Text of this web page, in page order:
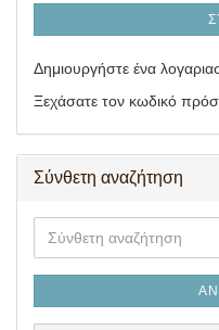
Δημιουργήστε ένα
Ξεχάσατε τον κωδικό
Σύνθετη αναζήτηση
αναζήτηση